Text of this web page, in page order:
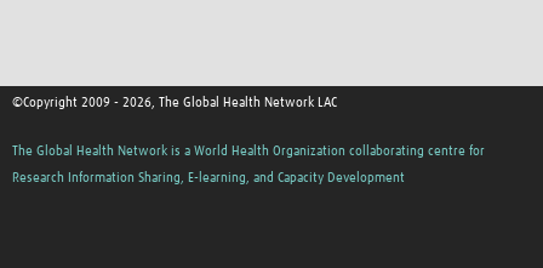
©Copyright 2009 - 2026, The Global Health Network LAC
The Global Health Network is a World Health Organization collaborating centre for
Research Information Sharing, E-learning, and Capacity Development